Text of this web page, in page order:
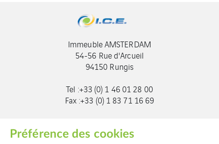
Immeuble AMSTERDAM
54-56 Rue d'Arcueil
94150 Rungis
Tel :+33 (0) 1 46 01 28 00
Fax :+33 (0) 1 83 71 16 69
Préférence des cookies